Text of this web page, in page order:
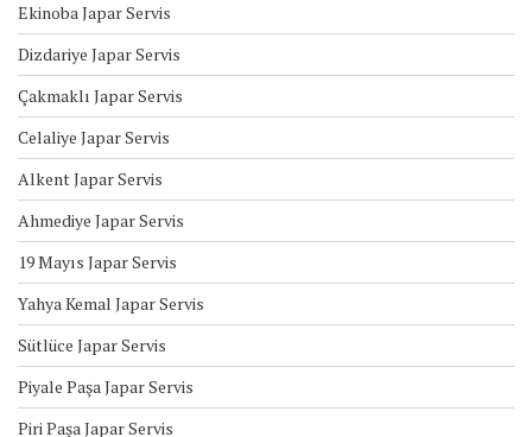
Ekinoba Japar Servis
Dizdariye Japar Servis
Çakmaklı Japar Servis
Celaliye Japar Servis
Alkent Japar Servis
Ahmediye Japar Servis
19 Mayıs Japar Servis
Yahya Kemal Japar Servis
Sütlüce Japar Servis
Piyale Paşa Japar Servis
Piri Paşa Japar Servis